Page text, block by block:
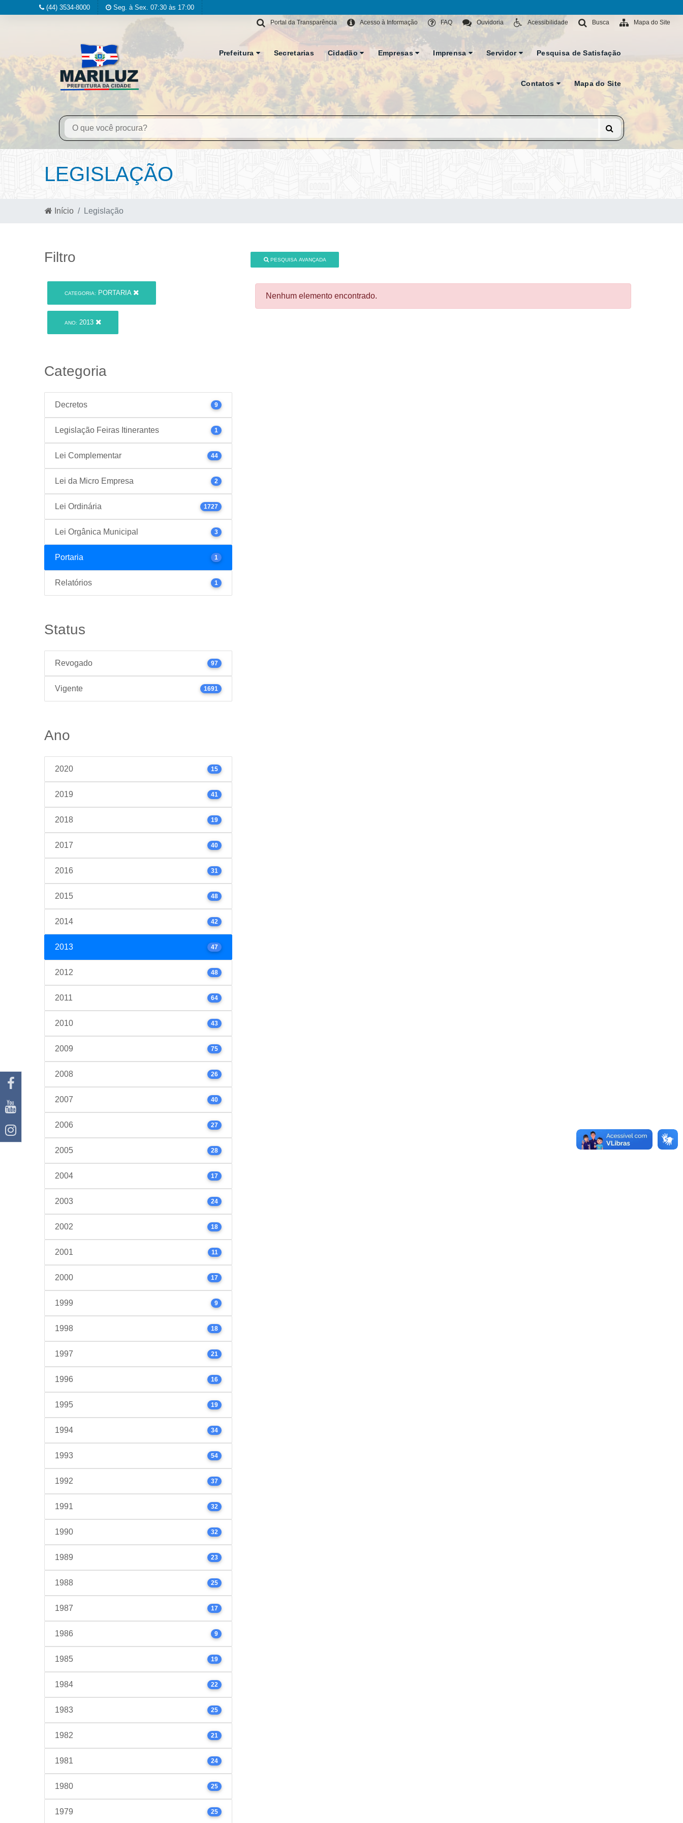
(44) 3534-8000 Seg. à Sex. 07:30 às 17:00
Mapa do Site
Busca
Acessibilidade
Ouvidoria
FAQ
Acesso à Informação
Portal da Transparência
Prefeitura Secretarias Cidadão Empresas Imprensa Servidor Pesquisa de Satisfação
Contatos Mapa do Site
LEGISLAÇÃO
Início Legislação
Filtro
CATEGORIA: PORTARIA
ANO: 2013
Categoria
Decretos 9
Legislação Feiras Itinerantes 1
Lei Complementar 44
Lei da Micro Empresa 2
Lei Ordinária 1727
Lei Orgânica Municipal 3
Portaria 1
Relatórios 1
Status
Revogado 97
Vigente 1691
Ano
2020 15
2019 41
2018 19
2017 40
2016 31
2015 48
2014 42
2013 47
2012 48
2011 64
2010 43
2009 75
2008 26
2007 40
2006 27
2005 28
2004 17
2003 24
2002 18
2001 11
2000 17
1999 9
1998 18
1997 21
1996 16
1995 19
1994 34
1993 54
1992 37
1991 32
1990 32
1989 23
1988 25
1987 17
1986 9
1985 19
1984 22
1983 25
1982 21
1981 24
1980 25
1979 25
PESQUISA AVANÇADA
Nenhum elemento encontrado.